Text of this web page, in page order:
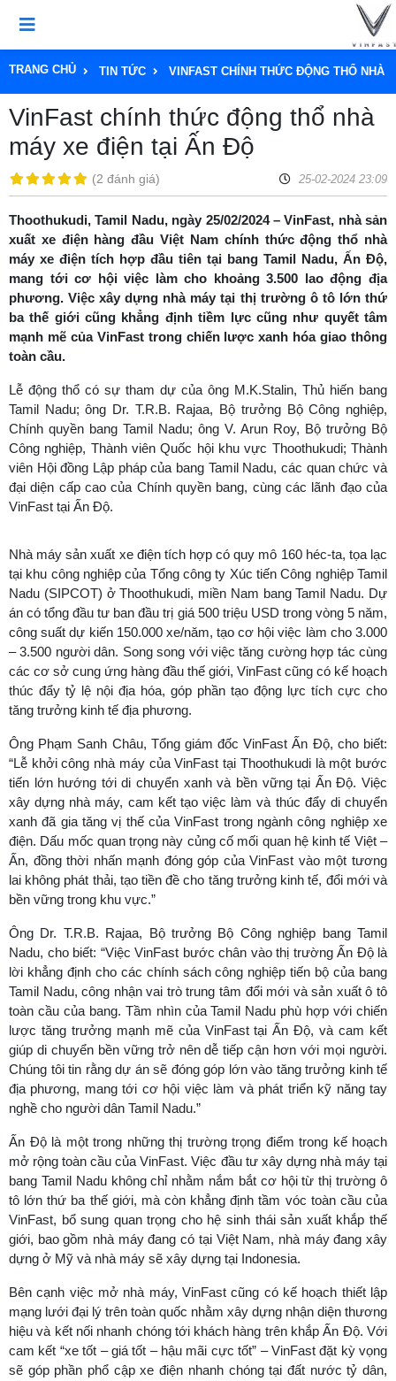
TRANG CHỦ TIN TỨC VINFAST CHÍNH THỨC ĐỘNG THỔ NHÀ
VinFast chính thức động thổ nhà
máy xe điện tại Ấn Độ
(2 đánh giá) 25-02-2024 23:09
Thoothukudi, Tamil Nadu, ngày 25/02/2024 – VinFast, nhà sản
xuất xe điện hàng đầu Việt Nam chính thức động thổ nhà
máy xe điện tích hợp đầu tiên tại bang Tamil Nadu, Ấn Độ,
mang tới cơ hội việc làm cho khoảng 3.500 lao động địa
phương. Việc xây dựng nhà máy tại thị trường ô tô lớn thứ
ba thế giới cũng khẳng định tiềm lực cũng như quyết tâm
mạnh mẽ của VinFast trong chiến lược xanh hóa giao thông
toàn cầu.
Lễ động thổ có sự tham dự của ông M.K.Stalin, Thủ hiến bang
Tamil Nadu; ông Dr. T.R.B. Rajaa, Bộ trưởng Bộ Công nghiệp,
Chính quyền bang Tamil Nadu; ông V. Arun Roy, Bộ trưởng Bộ
Công nghiệp, Thành viên Quốc hội khu vực Thoothukudi; Thành
viên Hội đồng Lập pháp của bang Tamil Nadu, các quan chức và
đại diện cấp cao của Chính quyền bang, cùng các lãnh đạo của
VinFast tại Ấn Độ.
Nhà máy sản xuất xe điện tích hợp có quy mô 160 héc-ta, tọa lạc
tại khu công nghiệp của Tổng công ty Xúc tiến Công nghiệp Tamil
Nadu (SIPCOT) ở Thoothukudi, miền Nam bang Tamil Nadu. Dự
án có tổng đầu tư ban đầu trị giá 500 triệu USD trong vòng 5 năm,
công suất dự kiến 150.000 xe/năm, tạo cơ hội việc làm cho 3.000
– 3.500 người dân. Song song với việc tăng cường hợp tác cùng
các cơ sở cung ứng hàng đầu thế giới, VinFast cũng có kế hoạch
thúc đẩy tỷ lệ nội địa hóa, góp phần tạo động lực tích cực cho
tăng trưởng kinh tế địa phương.
Ông Phạm Sanh Châu, Tổng giám đốc VinFast Ấn Độ, cho biết:
“Lễ khởi công nhà máy của VinFast tại Thoothukudi là một bước
tiến lớn hướng tới di chuyển xanh và bền vững tại Ấn Độ. Việc
xây dựng nhà máy, cam kết tạo việc làm và thúc đẩy di chuyển
xanh đã gia tăng vị thế của VinFast trong ngành công nghiệp xe
điện. Dấu mốc quan trọng này củng cố mối quan hệ kinh tế Việt –
Ấn, đồng thời nhấn mạnh đóng góp của VinFast vào một tương
lai không phát thải, tạo tiền đề cho tăng trưởng kinh tế, đổi mới và
bền vững trong khu vực.”
Ông Dr. T.R.B. Rajaa, Bộ trưởng Bộ Công nghiệp bang Tamil
Nadu, cho biết: “Việc VinFast bước chân vào thị trường Ấn Độ là
lời khẳng định cho các chính sách công nghiệp tiến bộ của bang
Tamil Nadu, công nhận vai trò trung tâm đổi mới và sản xuất ô tô
toàn cầu của bang. Tầm nhìn của Tamil Nadu phù hợp với chiến
lược tăng trưởng mạnh mẽ của VinFast tại Ấn Độ, và cam kết
giúp di chuyển bền vững trở nên dễ tiếp cận hơn với mọi người.
Chúng tôi tin rằng dự án sẽ đóng góp lớn vào tăng trưởng kinh tế
địa phương, mang tới cơ hội việc làm và phát triển kỹ năng tay
nghề cho người dân Tamil Nadu.”
Ấn Độ là một trong những thị trường trọng điểm trong kế hoạch
mở rộng toàn cầu của VinFast. Việc đầu tư xây dựng nhà máy tại
bang Tamil Nadu không chỉ nhằm nắm bắt cơ hội từ thị trường ô
tô lớn thứ ba thế giới, mà còn khẳng định tầm vóc toàn cầu của
VinFast, bổ sung quan trọng cho hệ sinh thái sản xuất khắp thế
giới, bao gồm nhà máy đang có tại Việt Nam, nhà máy đang xây
dựng ở Mỹ và nhà máy sẽ xây dựng tại Indonesia.
Bên cạnh việc mở nhà máy, VinFast cũng có kế hoạch thiết lập
mạng lưới đại lý trên toàn quốc nhằm xây dựng nhận diện thương
hiệu và kết nối nhanh chóng tới khách hàng trên khắp Ấn Độ. Với
cam kết “xe tốt – giá tốt – hậu mãi cực tốt” – VinFast đặt kỳ vọng
sẽ góp phần phổ cập xe điện nhanh chóng tại đất nước tỷ dân,